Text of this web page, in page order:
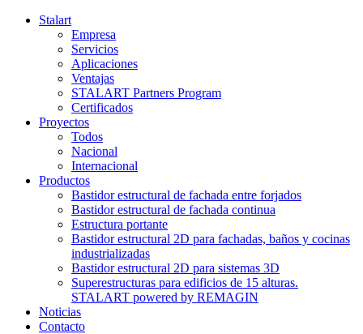
Stalart
Empresa
Servicios
Aplicaciones
Ventajas
STALART Partners Program
Certificados
Proyectos
Todos
Nacional
Internacional
Productos
Bastidor estructural de fachada entre forjados
Bastidor estructural de fachada continua
Estructura portante
Bastidor estructural 2D para fachadas, baños y cocinas
industrializadas
Bastidor estructural 2D para sistemas 3D
Superestructuras para edificios de 15 alturas.
STALART powered by REMAGIN
Noticias
Contacto